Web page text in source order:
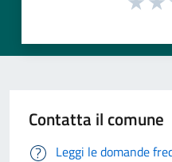
Contatta il comune
Leggi le domande